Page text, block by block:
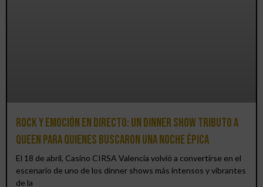
Rock y emoción en directo: un Dinner Show Tributo a
Queen para quienes buscaron una noche épica
El 18 de abril, Casino CIRSA Valencia volvió a convertirse en el
escenario de uno de los dinner shows más intensos y vibrantes
de la